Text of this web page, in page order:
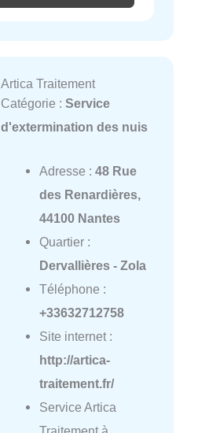
Artica Traitement
Catégorie : Service
d'extermination des nuis
Adresse : 48 Rue
des Renardières,
44100 Nantes
Quartier :
Dervallières - Zola
Téléphone :
+33632712758
Site internet :
http://artica-
traitement.fr/
Service Artica